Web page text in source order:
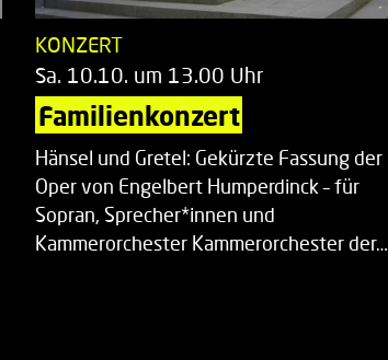
KONZERT
Sa. 10.10. um 13.00 Uhr
Familienkonzert
Hänsel und Gretel: Gekürzte Fassung der
Oper von Engelbert Humperdinck – für
Sopran, Sprecher*innen und
Kammerorchester Kammerorchester der…